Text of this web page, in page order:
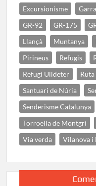
Excursionisme
GR-92
GR-175
Llançà
Muntanya
Pirineus
Refugis
Refugi Ulldeter
Santuari de Núria
Senderisme Catalunya
Torroella de Montgrí
Via verda
Vilanova i